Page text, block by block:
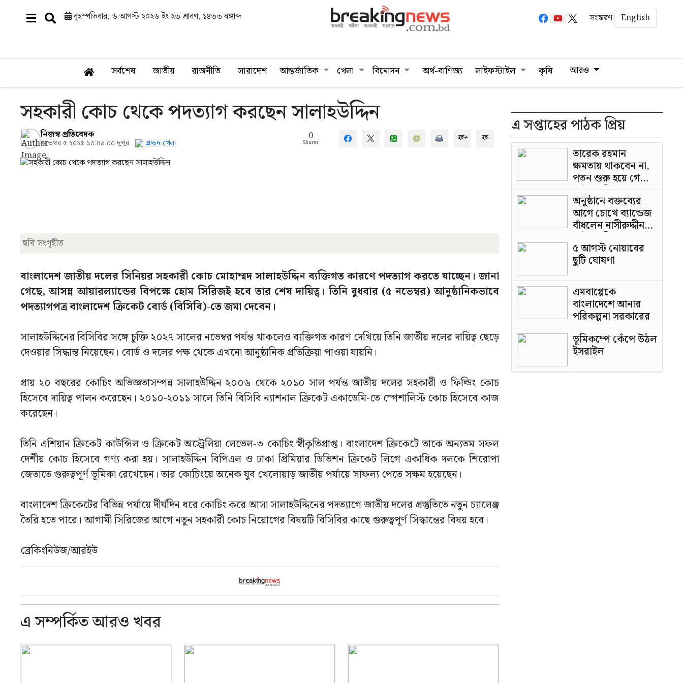
বৃহস্পতিবার, ৬ আগস্ট ২০২৬ ইং ২৩ শ্রাবণ, ১৪৩৩ বঙ্গাব্দ সংস্করণ English
সর্বশেষ জাতীয় রাজনীতি সারাদেশ আন্তর্জাতিক খেলা বিনোদন অর্থ-বাণিজ্য লাইফস্টাইল কৃষি আরও
সহকারী কোচ থেকে পদত্যাগ করছেন সালাহউদ্দিন
নিজস্ব প্রতিবেদক
নভেম্বর ৫ ২০২৫ ১০:৪৯:০০ দুপুর প্রচ্ছদ,খেলা
0
Shares ফ+ ফ-
ছবি সংগৃহীত
বাংলাদেশ জাতীয় দলের সিনিয়র সহকারী কোচ মোহাম্মদ সালাহউদ্দিন ব্যক্তিগত কারণে পদত্যাগ করতে যাচ্ছেন। জানা
গেছে, আসন্ন আয়ারল্যান্ডের বিপক্ষে হোম সিরিজই হবে তার শেষ দায়িত্ব। তিনি বুধবার (৫ নভেম্বর) আনুষ্ঠানিকভাবে
পদত্যাগপত্র বাংলাদেশ ক্রিকেট বোর্ড (বিসিবি)-তে জমা দেবেন।
সালাহউদ্দিনের বিসিবির সঙ্গে চুক্তি ২০২৭ সালের নভেম্বর পর্যন্ত থাকলেও ব্যক্তিগত কারণ দেখিয়ে তিনি জাতীয় দলের দায়িত্ব ছেড়ে
দেওয়ার সিদ্ধান্ত নিয়েছেন। বোর্ড ও দলের পক্ষ থেকে এখনো আনুষ্ঠানিক প্রতিক্রিয়া পাওয়া যায়নি।
প্রায় ২০ বছরের কোচিং অভিজ্ঞতাসম্পন্ন সালাহউদ্দিন ২০০৬ থেকে ২০১০ সাল পর্যন্ত জাতীয় দলের সহকারী ও ফিল্ডিং কোচ
হিসেবে দায়িত্ব পালন করেছেন। ২০১০-২০১১ সালে তিনি বিসিবি ন্যাশনাল ক্রিকেট একাডেমি-তে স্পেশালিস্ট কোচ হিসেবে কাজ
করেছেন।
তিনি এশিয়ান ক্রিকেট কাউন্সিল ও ক্রিকেট অস্ট্রেলিয়া লেভেল-৩ কোচিং স্বীকৃতিপ্রাপ্ত। বাংলাদেশ ক্রিকেটে তাকে অন্যতম সফল
দেশীয় কোচ হিসেবে গণ্য করা হয়। সালাহউদ্দিন বিপিএল ও ঢাকা প্রিমিয়ার ডিভিশন ক্রিকেট লিগে একাধিক দলকে শিরোপা
জেতাতে গুরুত্বপূর্ণ ভূমিকা রেখেছেন। তার কোচিংয়ে অনেক যুব খেলোয়াড় জাতীয় পর্যায়ে সাফল্য পেতে সক্ষম হয়েছেন।
বাংলাদেশ ক্রিকেটের বিভিন্ন পর্যায়ে দীর্ঘদিন ধরে কোচিং করে আসা সালাহউদ্দিনের পদত্যাগে জাতীয় দলের প্রস্তুতিতে নতুন চ্যালেঞ্জ
তৈরি হতে পারে। আগামী সিরিজের আগে নতুন সহকারী কোচ নিয়োগের বিষয়টি বিসিবির কাছে গুরুত্বপূর্ণ সিদ্ধান্তের বিষয় হবে।
ব্রেকিংনিউজ/আরইউ
এ সম্পর্কিত আরও খবর
এ সপ্তাহের পাঠক প্রিয়
তারেক রহমান
ক্ষমতায় থাকবেন না,
পতন শুরু হয়ে গেছে:
পাটওয়ারী
অনুষ্ঠানে বক্তব্যের
আগে চোখে ব্যান্ডেজ
বাঁধলেন নাসীরুদ্দীন
পাটওয়ারী
৫ আগস্ট নোয়াবের
ছুটি ঘোষণা
এমবাপ্পেকে
বাংলাদেশে আনার
পরিকল্পনা সরকারের
ভূমিকম্পে কেঁপে উঠল
ইসরাইল